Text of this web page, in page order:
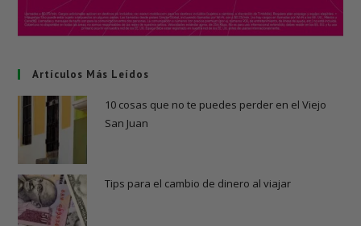
Artículos Más Leídos
10 cosas que no te puedes perder en el Viejo
San Juan
Tips para el cambio de dinero al viajar